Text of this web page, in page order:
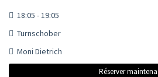
18:05 - 19:05
Turnschober
Moni Dietrich
Réserver